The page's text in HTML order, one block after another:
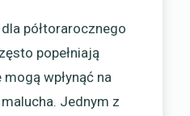
półtorarocznego
popełniają
mogą wpłynąć na
Jednym z